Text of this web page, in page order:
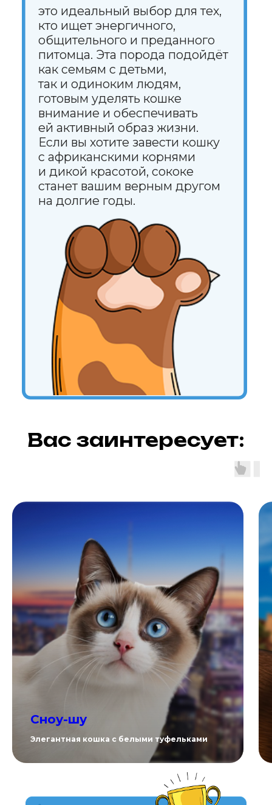
Вас заинтересует:
Сноу-шу
Элегантная кошка с белыми туфельками
Каталог
Диагностика
Питание
Поведение
Разведение
Выбор питомца
Обзоры
Советы
Профессионалам
Спонсорство и реклама
Грумминг-салоны
ветеринарного врача
О нас
Стать соавтором или экспертом
Спонсорство или реклама
Продвижение клиники
#КогтотекаИстория
Юридическая информация
rus2project@gmail.com
Создание, поддержка